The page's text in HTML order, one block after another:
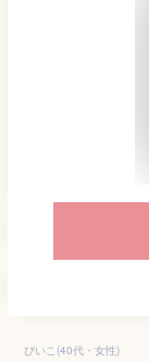
ぴいこ(40代・女性)